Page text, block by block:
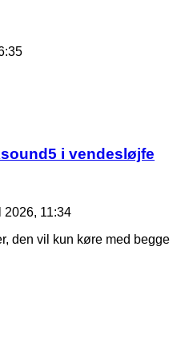
i vendesløjfe
2026, 11:34
den vil kun køre med begge